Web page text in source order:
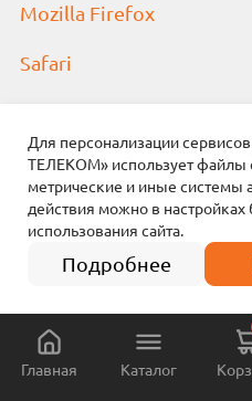
Для персонализации
ТЕЛЕКОМ» использует файлы
метрические и иные системы
действия можно в настройках
использования сайта.
Подробнее
Mozilla Firefox
Safari
Консультация
8 (800) 240 00 10
Доставка и самовывоз
Главная Каталог